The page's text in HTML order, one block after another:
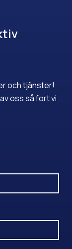
och tjänster!
oss så fort vi